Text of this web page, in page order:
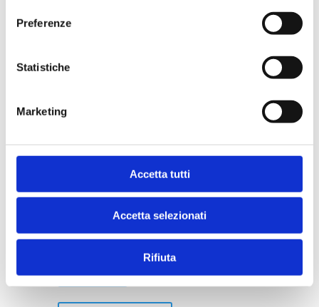
Preferenze
Statistiche
Marketing
Accetta tutti
Accetta selezionati
Rifiuta
Case Study
Robotic Process Automation
Cloud